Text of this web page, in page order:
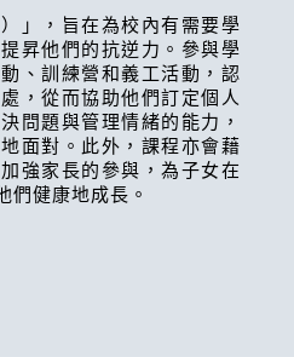
」，旨在為校內有需要學
昇他們的抗逆力。參與學
、訓練營和義工活動，認
，從而協助他們訂定個人
問題與管理情緒的能力，
面對。此外，課程亦會藉
強家長的參與，為子女在
們健康地成長。